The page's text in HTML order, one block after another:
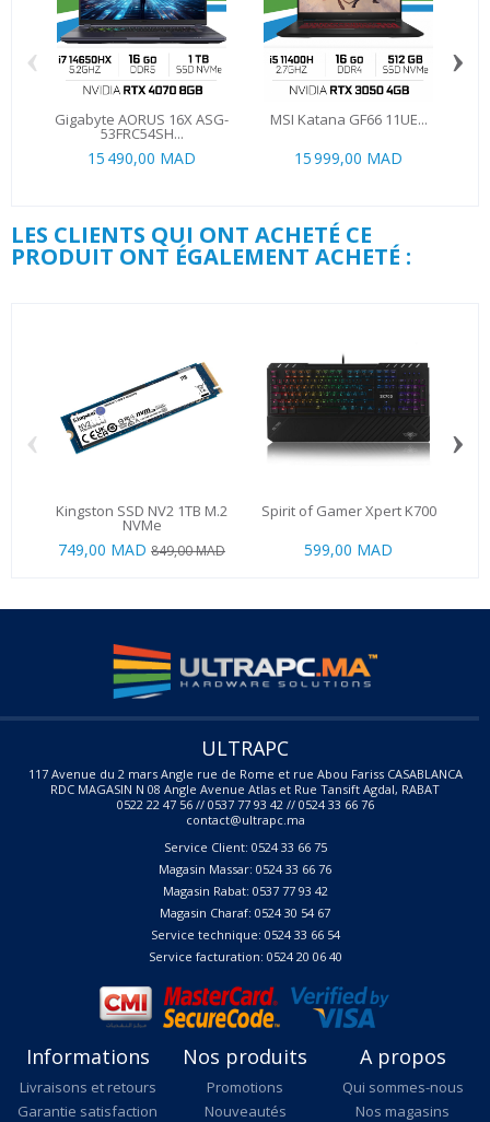
Gigabyte AORUS 16X ASG-
53FRC54SH...
15 490,00 MAD
MSI Katana GF66 11UE...
15 999,00 MAD
‹ ›
LES CLIENTS QUI ONT ACHETÉ CE
PRODUIT ONT ÉGALEMENT ACHETÉ :
Kingston SSD NV2 1TB M.2
NVMe
749,00 MAD 849,00 MAD
Spirit of Gamer Xpert K700
599,00 MAD
‹ ›
ULTRAPC
117 Avenue du 2 mars Angle rue de Rome et rue Abou Fariss CASABLANCA
RDC MAGASIN N 08 Angle Avenue Atlas et Rue Tansift Agdal, RABAT
0522 22 47 56 // 0537 77 93 42 // 0524 33 66 76
contact@ultrapc.ma
Service Client: 0524 33 66 75
Magasin Massar: 0524 33 66 76
Magasin Rabat: 0537 77 93 42
Magasin Charaf: 0524 30 54 67
Service technique: 0524 33 66 54
Service facturation: 0524 20 06 40
Informations
Livraisons et retours
Garantie satisfaction
Nos produits
Promotions
Nouveautés
A propos
Qui sommes-nous
Nos magasins